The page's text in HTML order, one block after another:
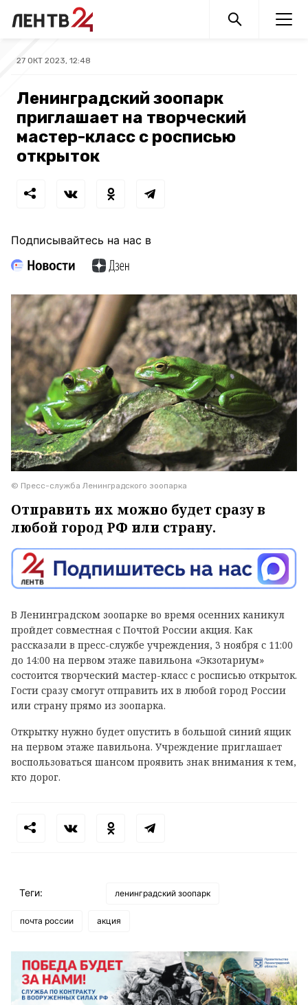
27 ОКТ 2023, 12:48
Ленинградский зоопарк
приглашает на творческий
мастер-класс с росписью
открыток
Подписывайтесь на нас в
© Пресс-служба Ленинградского зоопарка
Отправить их можно будет сразу в
любой город РФ или страну.
В Ленинградском зоопарке во время осенних каникул
пройдет совместная с Почтой России акция. Как
рассказали в пресс-службе учреждения, 3 ноября с 11:00
до 14:00 на первом этаже павильона «Экзотариум»
состоится творческий мастер-класс с росписью открыток.
Гости сразу смогут отправить их в любой город России
или страну прямо из зоопарка.
Открытку нужно будет опустить в большой синий ящик
на первом этаже павильона. Учреждение приглашает
воспользоваться шансом проявить знак внимания к тем,
кто дорог.
Теги: ленинградский зоопарк
почта россии акция